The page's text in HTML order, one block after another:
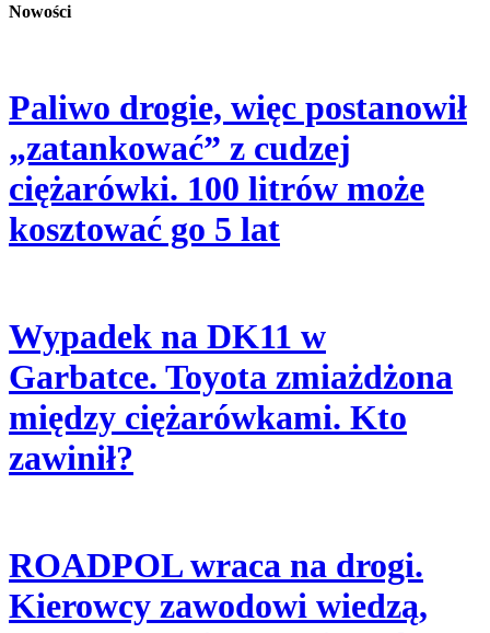
Nowości
Paliwo drogie, więc postanowił
„zatankować” z cudzej
ciężarówki. 100 litrów może
kosztować go 5 lat
Wypadek na DK11 w
Garbatce. Toyota zmiażdżona
między ciężarówkami. Kto
zawinił?
ROADPOL wraca na drogi.
Kierowcy zawodowi wiedzą,